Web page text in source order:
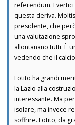
referendum. I
questa deriva.
presidente, che
una valutazione
allontanano tutti. È
vedendo che il
Lotito ha grandi
la Lazio alla
interessante. Ma
isolare, ma invece
soffrire. Lotito, da